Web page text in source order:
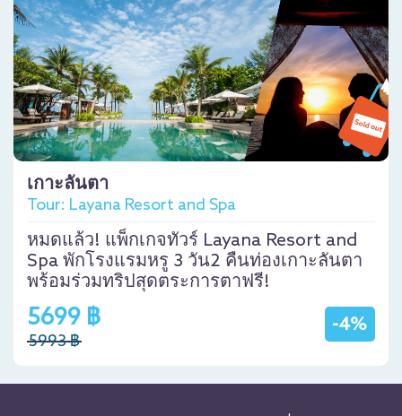
เกาะลันตา
Tour: Layana Resort and Spa
หมดแล้ว! แพ็กเกจทัวร์ Layana Resort and
Spa พักโรงแรมหรู 3 วัน2 คืนท่องเกาะลันตา
พร้อมร่วมทริปสุดตระการตาฟรี!
-4%
5699 ฿
5993 ฿